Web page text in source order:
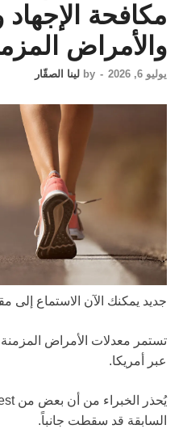
مكافحة
والأمراض
يوليو 6, 2026 -
by لينا الصقّار
جديد يمكنك الآن الاستماع إلى
تستمر معدلات الأمراض المزمنة
عبر أمريكا.
السابقة قد سقطت جانباً.